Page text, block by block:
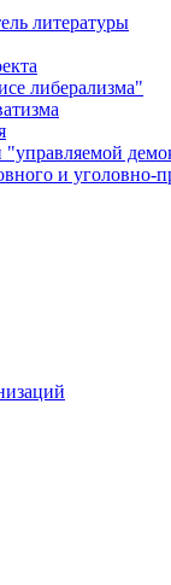
литературы
либерализма"
и уголовно-